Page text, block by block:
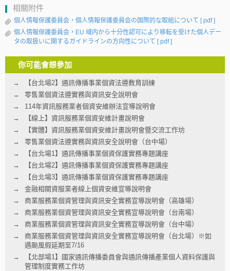
相關附件
個人情報保護委員会，個人情報保護委員会の国際的な取組について [ pdf ]
個人情報保護委員会，EU 域内から十分性認可により移転を受けた個人デー
タの取扱いに関するガイドラインの方向性について [ pdf ]
你可能會想參加
【台北場2】通訊傳播事業個資法遵教育訓練
零售業個資法遵實務與資訊安全說明會
114年資訊服務業者個資安維辦法宣導說明會
【線上】資訊服務業個資安維計畫說明會
【實體】資訊服務業個資安維計畫說明會暨交流工作坊
零售業個資法遵實務與資訊安全說明會（台中場）
【台北場1】通訊傳播事業個資保護實務專題講座
【台北場2】通訊傳播事業個資保護實務專題講座
【台北場3】通訊傳播事業個資保護實務專題講座
金融相關資服業者線上個資安維宣導說明會
商業服務業個資管理與資訊安全實務宣導說明會（高雄場）
商業服務業個資管理與資訊安全實務宣導說明會（台南場）
商業服務業個資管理與資訊安全實務宣導說明會（台中場）
商業服務業個資管理與資訊安全實務宣導說明會（台北場）※如
遇颱風假延期至7/16
【北部場1】國家通訊傳播委員會與通訊傳播產業個人資料保護與
管理制度實務工作坊